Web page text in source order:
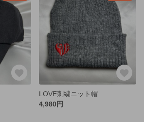
LOVE刺繍ニット帽
4,980円